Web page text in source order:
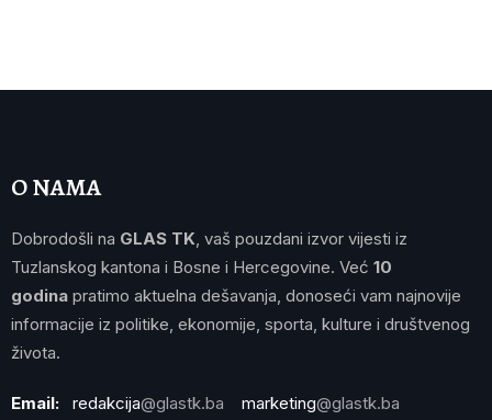
O NAMA
Dobrodošli na GLAS TK , vaš pouzdani izvor vijesti iz
Tuzlanskog kantona i Bosne i Hercegovine. Već 10
godina pratimo aktuelna dešavanja, donoseći vam najnovije
informacije iz politike, ekonomije, sporta, kulture i društvenog
života.
Email: redakcija@glastk.ba marketing@glastk.ba